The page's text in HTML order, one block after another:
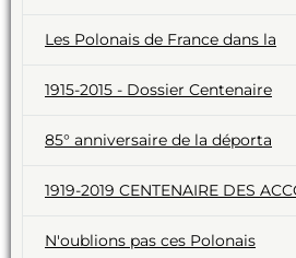
Les Polonais de France dans la
1915-2015 - Dossier Centenaire
85° anniversaire de la déporta
1919-2019 CENTENAIRE DES
N'oublions pas ces Polonais